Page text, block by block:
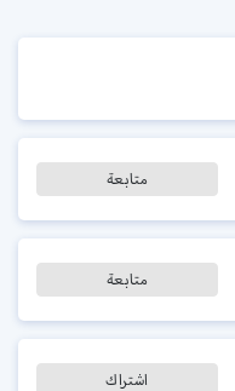
متابعة
متابعة
اشتراك